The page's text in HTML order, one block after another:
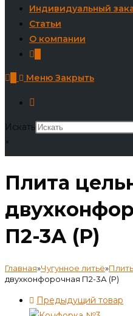
Индивидуальный
Статьи
О компании
Меню Закрыть
Искать
×
Плита
П2-3А (Р)
Главная»Чугунное литьё»
двухконфорочная П2-3А (Р)
Предыдущий товар